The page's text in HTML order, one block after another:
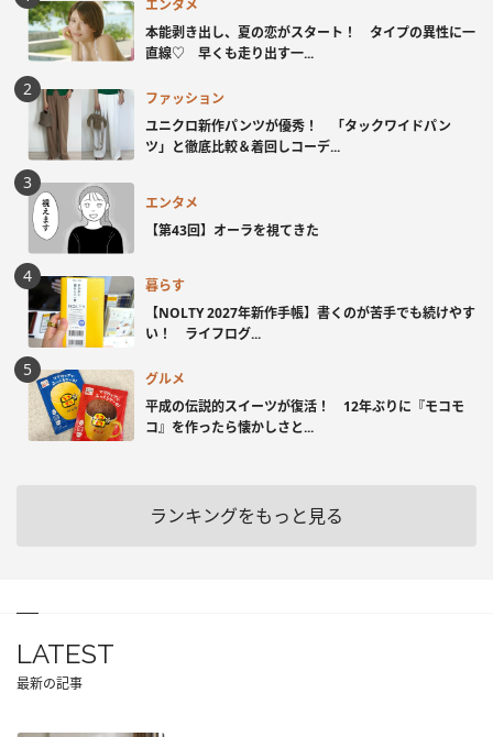
エンタメ
本能剥き出し、夏の恋がスタート！ タイプの異性に一
直線♡ 早くも走り出す一...
ファッション
ユニクロ新作パンツが優秀！ 「タックワイドパン
ツ」と徹底比較＆着回しコーデ...
エンタメ
【第43回】オーラを視てきた
暮らす
【NOLTY 2027年新作手帳】書くのが苦手でも続けやす
い！ ライフログ...
グルメ
平成の伝説的スイーツが復活！ 12年ぶりに『モコモ
コ』を作ったら懐かしさと...
ランキングをもっと見る
LATEST
最新の記事